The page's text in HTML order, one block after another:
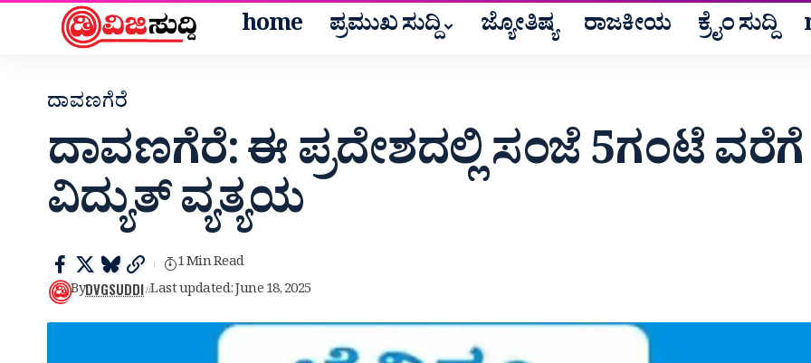
home ಪ್ರಮುಖ ಸುದ್ದಿ ಜ್ಯೋತಿಷ್ಯ ರಾಜಕೀಯ ಕ್ರೈಂ ಸುದ್ದಿ
ದಾವಣಗೆರೆ
ದಾವಣಗೆರೆ: ಈ ಪ್ರದೇಶದಲ್ಲಿ ಸಂಜೆ 5ಗಂಟೆ ವರೆಗೆ
ವಿದ್ಯುತ್ ವ್ಯತ್ಯಯ
ByDVGSUDDI Last updated: June 18, 2025
1 Min Read